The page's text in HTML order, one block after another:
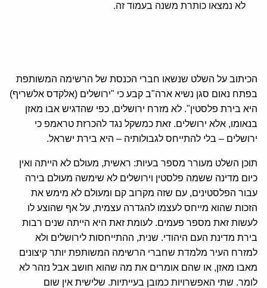
לא נמצאו כותרת משנה בעמוד זה.
הכיתוב על השלט שנשאו חברי הכנסת של הרשימה המשותפת
בפתח נאום סגן נשיא ארה"ב קבע כי "ירושלים (אלקדס אלשריף)
היא בירת פלסטין". לא מזרח ירושלים, כפי שהדגיש אבו מאזן
בנאומו, אלא ירושלים. זאת כמשקל נגד להכרזת טראמפ כי
ירושלים – בלי להתייחס לגבולותיה – היא בירת ישראל.
תוכן השלט מעורר מספר בעיות: ראשית, מעולם לא הייתה ואין
כיום מדינה ששמה פלסטין וירושלים לא שימשה מעולם בירה
עבור הפלסטינים, עם שזה מקרוב קם ומעולם לא מימש את
הזכות שהוא מייחס לעצמו להגדרה עצמית, על אף שהוצע לו
לעשות זאת מספר פעמים. לעומת זאת היא הייתה שנים רבות
בירת מדינת העם היהודי. שנית, ההתייחסות לירושלים ולא
למזרח העיר מלמדת שחברי הרשימה המשותפת יותר קיצונים
מאבו מאזן, או שהם אומרים את מה שהוא חושב אבל נזהר לא
לומר. שתי האפשרויות כמובן בעייתיות. שלישית אין שום